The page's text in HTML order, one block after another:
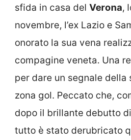
sfida in casa del Verona,
novembre, l’ex Lazio e
onorato la sua vena
compagine veneta. Una
per dare un segnale della
zona gol. Peccato che,
dopo il brillante debutto
tutto è stato derubricato